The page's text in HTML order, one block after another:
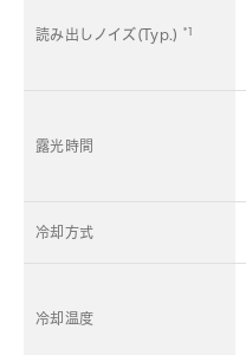
読み出しノイズ(Typ.)*1
露光時間
冷却方式
冷却温度